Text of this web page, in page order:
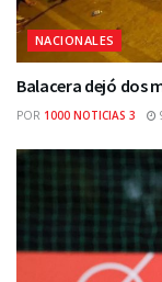
NACIONALES
Balacera dejó dos
POR 1000 NOTICIAS 3